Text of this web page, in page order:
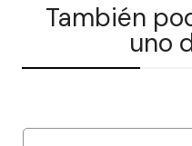
También
uno